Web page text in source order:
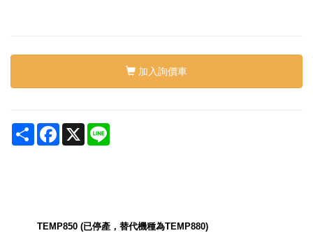
加入詢價車
Share Facebook
X
TEMP850 (已停產，替代機種為TEMP880)